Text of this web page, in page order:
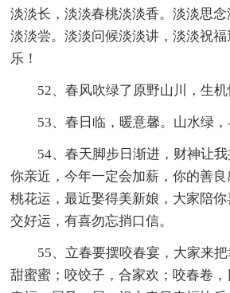
淡淡长，淡淡春桃淡淡香。淡淡思
淡淡尝。淡淡问候淡淡讲，淡淡祝
乐！
52、春风吹绿了原野山川，生机
53、春日临，暖意馨。山水绿，
54、春天脚步日渐进，财神让我
你亲近，今年一定会加薪，你的善
桃花运，最近娶得美新娘，大家陪
交好运，有喜勿忘捎口信。
55、立春要摆咬春宴，大家来把
甜蜜蜜；咬饺子，合家欢；咬春卷，